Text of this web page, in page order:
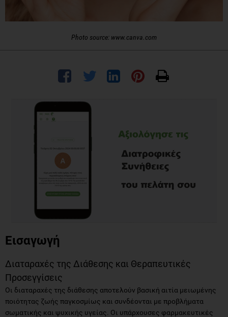
Photo source: www.canva.com
Εισαγωγή
Διαταραχές της Διάθεσης και Θεραπευτικές
Προσεγγίσεις
Οι διαταραχές της διάθεσης αποτελούν βασική αιτία μειωμένης
ποιότητας ζωής παγκοσμίως και συνδέονται με προβλήματα
σωματικής και ψυχικής υγείας. Οι υπάρχουσες φαρμακευτικές